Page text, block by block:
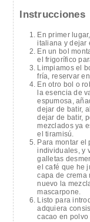
Instrucciones
En primer
italiana y dejar
En un bol
el frigorífico
Limpiamos el
fría, reservar
En otro bol o
la esencia de
espumosa,
dejar de batir,
dejar de batir,
mezclados ya
el tiramisú.
Para montar el
individuales, y
galletas
el café que he
capa de crema
nuevo la
mascarpone.
Listo para
adquiera
cacao en